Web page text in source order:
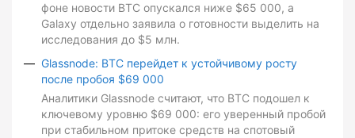
фоне новости BTC опускался ниже $65 000, а
Galaxy отдельно заявила о готовности выделить на
исследования до $5 млн.
Glassnode: BTC перейдет к устойчивому росту
после пробоя $69 000
Аналитики Glassnode считают, что BTC подошел к
ключевому уровню $69 000: его уверенный пробой
при стабильном притоке средств на спотовый